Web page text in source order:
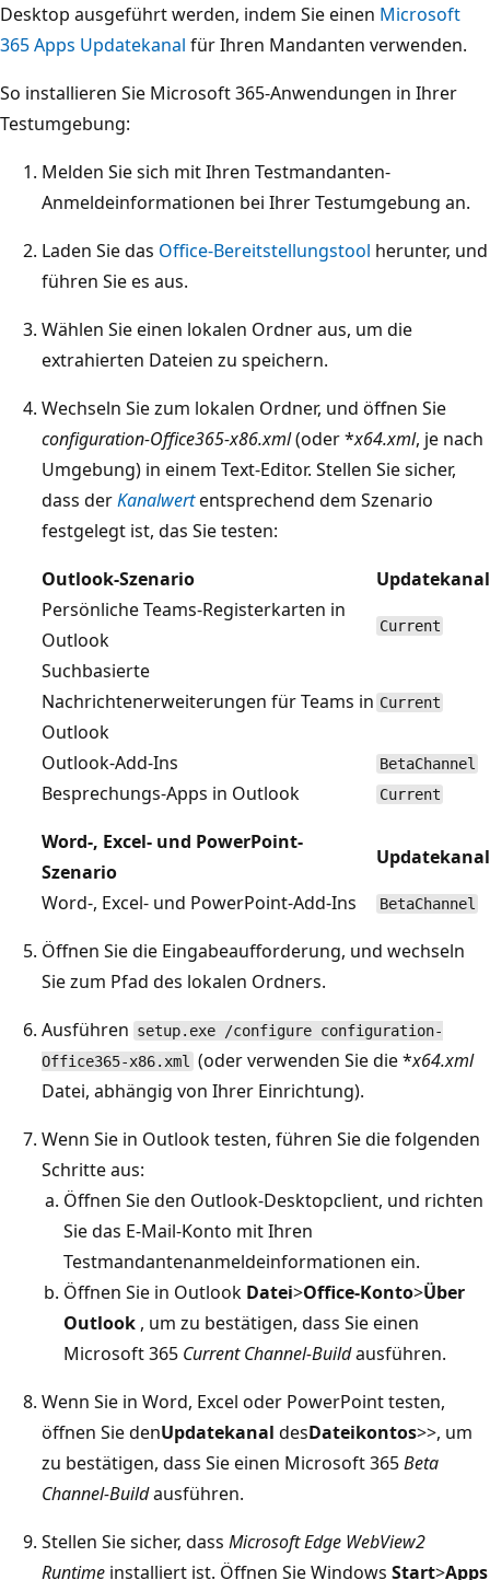
Desktop ausgeführt werden, indem Sie einen Microsoft
365 Apps Updatekanal für Ihren Mandanten verwenden.
So installieren Sie Microsoft 365-Anwendungen in Ihrer
Testumgebung:
Melden Sie sich mit Ihren Testmandanten-
Anmeldeinformationen bei Ihrer Testumgebung an.
Laden Sie das Office-Bereitstellungstool herunter, und
führen Sie es aus.
Wählen Sie einen lokalen Ordner aus, um die
extrahierten Dateien zu speichern.
Wechseln Sie zum lokalen Ordner, und öffnen Sie
configuration-Office365-x86.xml(oder *x64.xml, je nach
Umgebung) in einem Text-Editor. Stellen Sie sicher,
dass derKanalwertentsprechend dem Szenario
festgelegt ist, das Sie testen:
Outlook-Szenario
Updatekanal
Persönliche Teams-Registerkarten in
Outlook
Current
Suchbasierte
Nachrichtenerweiterungen für Teams in
Outlook
Current
Outlook-Add-Ins BetaChannel
Besprechungs-Apps in Outlook Current
Word-, Excel- und PowerPoint-
Szenario
Updatekanal
Word-, Excel- und PowerPoint-Add-Ins
BetaChannel
Öffnen Sie die Eingabeaufforderung, und wechseln
Sie zum Pfad des lokalen Ordners.
Ausführen setup.exe /configure configuration-
Office365-x86.xml
(oder verwenden Sie die *x64.xml
Datei, abhängig von Ihrer Einrichtung).
Wenn Sie in Outlook testen, führen Sie die folgenden
Schritte aus:
Öffnen Sie den Outlook-Desktopclient, und richten
Sie das E-Mail-Konto mit Ihren
Testmandantenanmeldeinformationen ein.
Öffnen Sie in Outlook Datei>Office-Konto>Über
Outlook , um zu bestätigen, dass Sie einen
Microsoft 365 Current Channel-Buildausführen.
Wenn Sie in Word, Excel oder PowerPoint testen,
öffnen Sie denUpdatekanal desDateikontos>>, um
zu bestätigen, dass Sie einen Microsoft 365Beta
Channel-Buildausführen.
Stellen Sie sicher, dass Microsoft Edge WebView2
Runtime installiert ist. Öffnen Sie Windows Start>Apps